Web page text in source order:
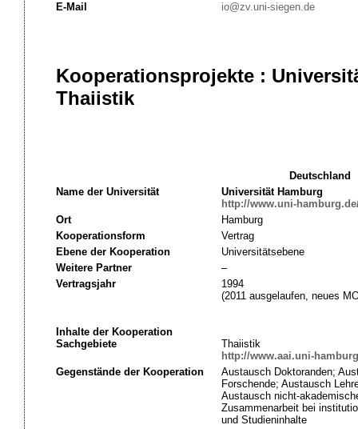
E-Mail
io@zv.uni-siegen.de
Kooperationsprojekte :
Thaiistik
Deutschland
Name der Universität
Universität Hamburg
http://www.uni-
Ort
Hamburg
Kooperationsform
Vertrag
Ebene der Kooperation
Universitätsebene
Weitere Partner
–
Vertragsjahr
1994
(2011 ausgelaufen, neues
Inhalte der Kooperation
Sachgebiete
Thaiistik
http://www.aai.uni-
Gegenstände der Kooperation
Austausch Doktoranden;
Forschende; Austausch
Austausch nicht-
Zusammenarbeit bei
und Studieninhalte